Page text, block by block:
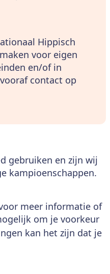
Hippisch
voor eigen
en/of in
contact op
gebruiken en zijn wij
kampioenschappen.
meer informatie of
om je voorkeur
kan het zijn dat je